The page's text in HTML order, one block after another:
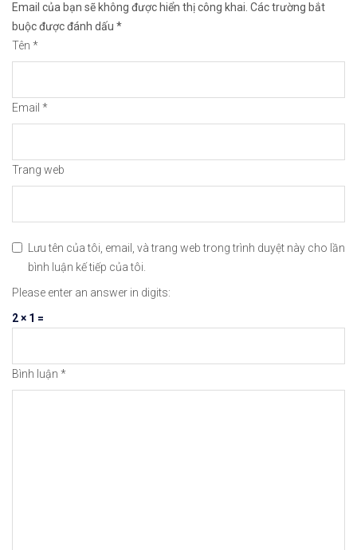
Xem video hướng dẫn cách mua bán tiền điện
#binance #remitano #bitcoin #tiendientu #tienso
Email của bạn sẽ không được hiển thị công khai. Các trường bắt
buộc được đánh dấu *
Tên *
Email *
Trang web
Lưu tên của tôi, email, và trang web trong trình duyệt này cho lần
bình luận kế tiếp của tôi.
Please enter an answer in digits:
2 × 1 =
Bình luận *